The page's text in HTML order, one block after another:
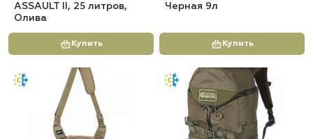
ASSAULT II, 25 литров,
Олива
Купить
Черная 9л
Купить